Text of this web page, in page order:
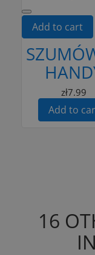
Add to cart
zł7.99
Add to
16